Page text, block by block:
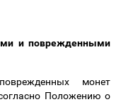
и поврежденными
монет
Положению о